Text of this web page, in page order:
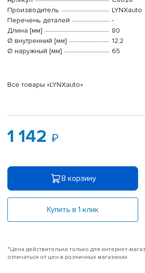
Производитель
LYNXauto
Перечень деталей
-
Длина [мм]
80
Ø внутренний [мм]
12,2
Ø наружный [мм]
65
Все товары «LYNXauto»
1 142
В корзину
Купить в 1 клик
*Цена действительна только для интернет-
отличаться от цен в розничных магазинах